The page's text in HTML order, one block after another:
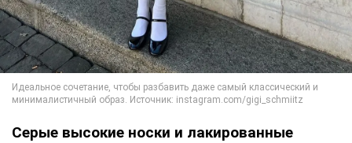
Серые высокие носки и лакированные